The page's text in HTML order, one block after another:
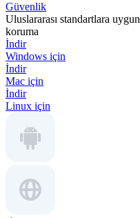
Güvenlik
Uluslararası standartlara uygun
koruma
İndir
Windows için
İndir
Mac için
İndir
Linux için